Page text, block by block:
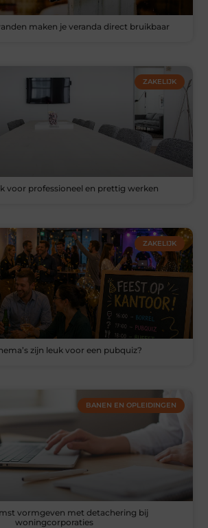
maken je veranda direct bruikbaar
ZAKELIJK
voor professioneel en prettig werken
ZAKELIJK
zijn leuk voor een pubquiz?
BANEN EN OPLEIDINGEN
vormgeven met detachering bij
woningcorporaties